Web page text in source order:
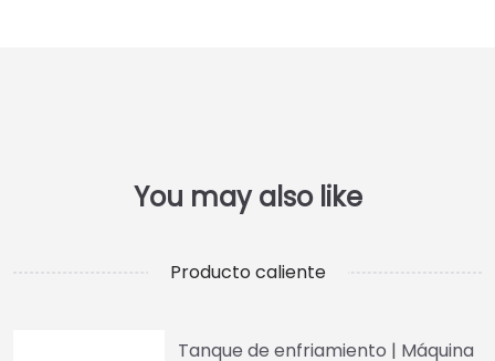
Producto caliente
Tanque de enfriamiento | Máquina